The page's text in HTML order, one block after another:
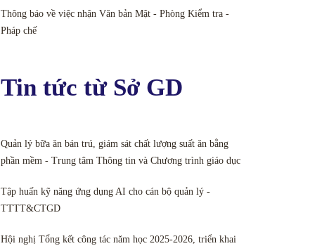
Thông báo về việc nhận Văn bản Mật - Phòng Kiểm tra -
Pháp chế
Tin tức từ Sở GD
Quản lý bữa ăn bán trú, giám sát chất lượng suất ăn bằng
phần mềm - Trung tâm Thông tin và Chương trình giáo dục
Tập huấn kỹ năng ứng dụng AI cho cán bộ quản lý -
TTTT&CTGD
Hội nghị Tổng kết công tác năm học 2025-2026, triển khai